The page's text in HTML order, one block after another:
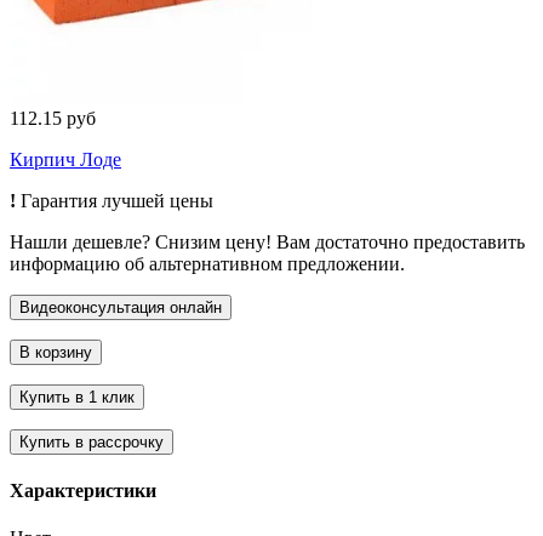
112.15 руб
Кирпич Лоде
! Гарантия лучшей цены
Нашли дешевле? Снизим цену! Вам достаточно предоставить
информацию об альтернативном предложении.
Характеристики